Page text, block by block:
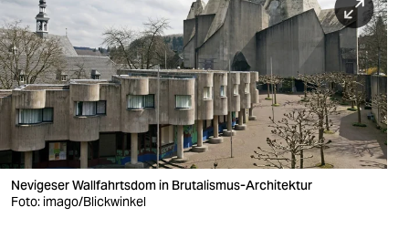
berlin
nord
wahrheit
verlag
verlag
Nevigeser Wallfahrtsdom in Brutalismus-Architektur
Foto: imago/Blickwinkel